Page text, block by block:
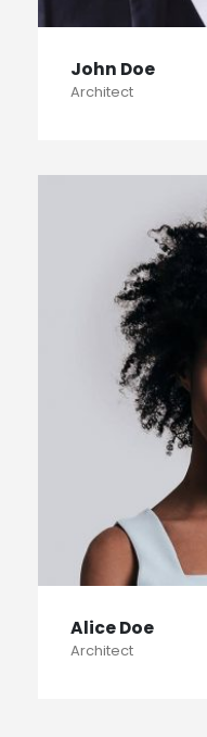
John Doe
Architect
Alice Doe
Architect